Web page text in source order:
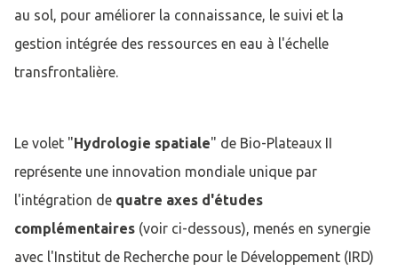
au sol, pour améliorer la connaissance, le suivi et la
gestion intégrée des ressources en eau à l'échelle
transfrontalière.
Le volet "Hydrologie spatiale" de Bio-Plateaux II
représente une innovation mondiale unique par
l'intégration de quatre axes d'études
complémentaires (voir ci-dessous), menés en synergie
avec l'Institut de Recherche pour le Développement (IRD)